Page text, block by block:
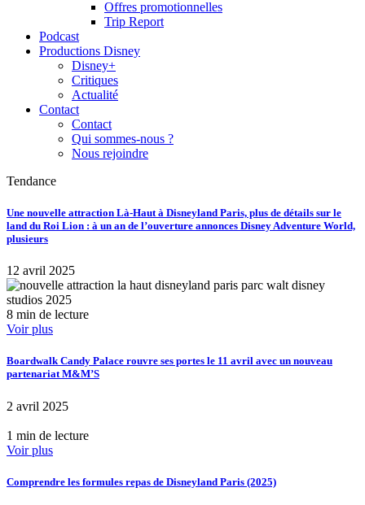
Offres promotionnelles
Trip Report
Podcast
Productions Disney
Disney+
Critiques
Actualité
Contact
Contact
Qui sommes-nous ?
Nous rejoindre
Tendance
Une nouvelle attraction Là-Haut à Disneyland Paris, plus de détails sur le
land du Roi Lion : à un an de l’ouverture annonces Disney Adventure World,
plusieurs
12 avril 2025
8 min de lecture
Voir plus
Boardwalk Candy Palace rouvre ses portes le 11 avril avec un nouveau
partenariat M&M’S
2 avril 2025
1 min de lecture
Voir plus
Comprendre les formules repas de Disneyland Paris (2025)